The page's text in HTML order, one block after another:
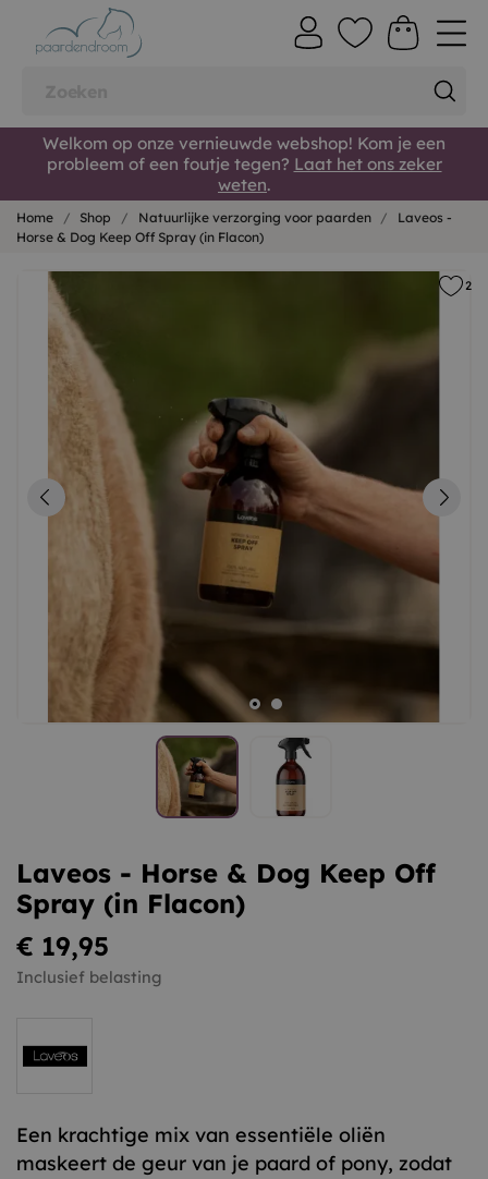
Welkom op onze vernieuwde webshop! Kom je een
probleem of een foutje tegen? Laat het ons zeker
weten.
Home Shop Natuurlijke verzorging voor paarden
Laveos -
Horse & Dog Keep Off Spray (in Flacon)
2
Laveos - Horse & Dog Keep Off
Spray (in Flacon)
€ 19,95
Inclusief belasting
Een krachtige mix van essentiële oliën
maskeert de geur van je paard of pony, zodat